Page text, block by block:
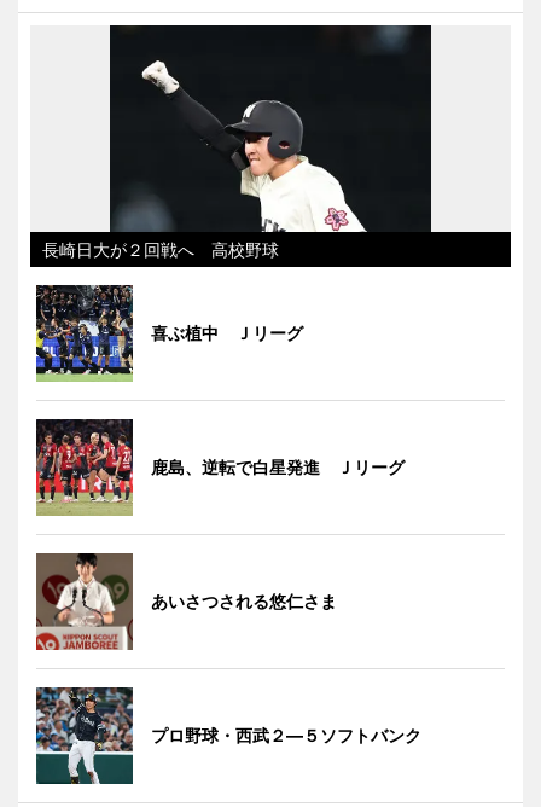
長崎日大が２回戦へ 高校野球
喜ぶ植中 Ｊリーグ
鹿島、逆転で白星発進 Ｊリーグ
あいさつされる悠仁さま
プロ野球・西武２―５ソフトバンク